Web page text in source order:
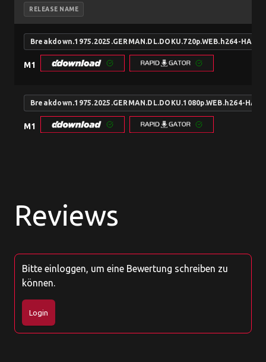
RELEASE NAME
Breakdown.1975.2025.GERMAN.DL.DOKU.720p.WEB.h264-HAXE
M1
Breakdown.1975.2025.GERMAN.DL.DOKU.1080p.WEB.h264-HAXE
M1
Reviews
Bitte einloggen, um eine Bewertung schreiben zu
können.
Login